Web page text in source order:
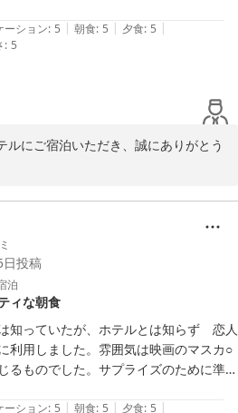
屋からの眺望を「最高」とお感じい
お食事をお楽しみいただけたとのお
した。特に地元食材を使用した海鮮
ただけたことは、料理スタッフにと
ます。さらに、お肉料理や朝食内容に
をいただきありがとうございます。地
ていただけるお食事をご提供できるよ
にさせていただきます。
ならではの趣を大切にしながら、皆様
在をご提供できますよう努めてまいり
ぜひ皆様でお越しくださいませ。スタ
げております。
課
ムでお食事は、オーソドックスなフレ
ックホテルの絵柄で統一されていて、
、冷たいものももちろんそうしてあっ
入れてあり、量質とも程よく、サーブさ
刻々と変わる景色もご馳走となって堪
アルされて、90インチサイズのテレビ
しました。シャワーやドライヤーがリフ
ル類がもう少しフカフカの厚みがあると
。疲れを癒しにリフレッシュしに是非、
ーション: 5 | 朝食: 5 | 夕食: 5 |
: 5
ルにご宿泊いただき、誠にありがとう
景色とともに、ゆったりとしたお時間
を大変嬉しく拝読いたしました。ま
フのおもてなしにつきましても温か
申し上げます。
屋の設備にもご満足いただけたよう
ルにつきましての貴重なご意見は、今
だきます。
提供できるよう努めてまいりますの
越しくださいませ。スタッフ一同、
投稿
泊
ィな朝食
知っていたが、ホテルとは知らず　恋人
利用しました。雰囲気は映画のマスカ○
るものでした。サプライズのために準備
ぐ対応してくださり、とても助かりま
で期待してなかったのですが　すこし
ーション: 5 | 朝食: 5 | 夕食: 5 |